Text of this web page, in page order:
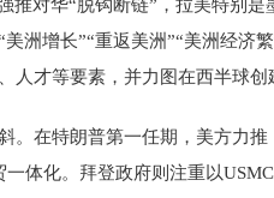
对华“脱钩断链”，拉美特别
洲增长”“重返美洲”“美洲经济
才等要素，并力图在西半球创
在特朗普第一任期，美方力
化。拜登政府则注重以